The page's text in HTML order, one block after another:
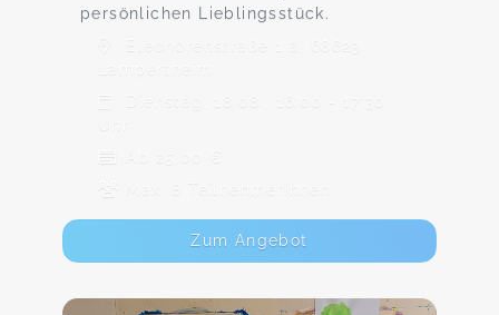
persönlichen Lieblingsstück.
Eleonorenstraße 1 a, 68623
Lampertheim
Dienstag, 18.08., 16:00 - 17:30
Ab 25,00 €
Max. 8 TeilnehmerInnen
Zum Angebot